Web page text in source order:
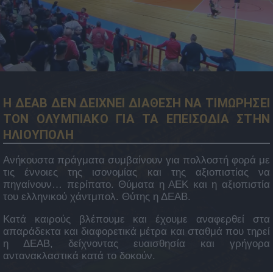
Η ΔΕΑΒ ΔΕΝ ΔΕΙΧΝΕΙ ΔΙΑΘΕΣΗ ΝΑ ΤΙΜΩΡΗΣΕΙ
ΤΟΝ ΟΛΥΜΠΙΑΚΟ ΓΙΑ ΤΑ ΕΠΕΙΣΟΔΙΑ ΣΤΗΝ
ΗΛΙΟΥΠΟΛΗ
Ανήκουστα πράγματα συμβαίνουν για πολλοστή φορά με
τις έννοιες της ισονομίας και της αξιοπιστίας να
πηγαίνουν… περίπατο. Θύματα η ΑΕΚ και η αξιοπιστία
του ελληνικού χάντμπολ. Θύτης η ΔΕΑΒ.
Κατά καιρούς βλέπουμε και έχουμε αναφερθεί στα
απαράδεκτα και διαφορετικά μέτρα και σταθμά που τηρεί
η ΔΕΑΒ, δείχνοντας ευαισθησία και γρήγορα
αντανακλαστικά κατά το δοκούν.